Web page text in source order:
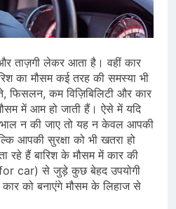
में तेजी, 18K, 22K और 24K
पर निवेशकों की नजर
रांची में छात्र आंदोलन के दौरान
में
Athletics: भारत का खाता
Yadav ने पुरुषों की Javelin
Medal
ताज़गी लेकर आता है। वहीं कार
का मौसम कई तरह की समस्या भी
फिसलन, कम विज़िबिलिटी और कार
में आम हो जाती हैं। ऐसे में यदि
न की जाए तो यह न केवल आपकी
आपकी सुरक्षा को भी खतरा हो
रहे हैं बारिश के मौसम में कार की
car) से जुड़े कुछ बेहद उपयोगी
को बनाएंगे मौसम के लिहाज से